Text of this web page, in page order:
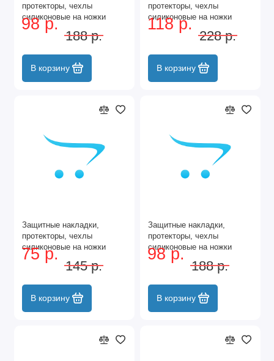
протекторы, чехлы
силиконовые на ножки
стола, стула, комода 30мм
Белый 12шт
98 р.
188 р.
В корзину
протекторы, чехлы
силиконовые на ножки
стола, стула, комода 30мм
118 р.
228 р.
В корзину
Защитные накладки,
протекторы, чехлы
силиконовые на ножки
стола, стула, комода 30мм
75 р.
145 р.
В корзину
Защитные накладки,
протекторы, чехлы
силиконовые на ножки
стола, стула, комода 30мм
Серый 12шт
98 р.
188 р.
В корзину